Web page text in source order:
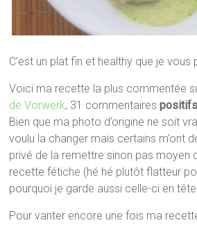
C’est un plat fin et healthy que je vous
Voici ma recette la plus commentée
de Vorwerk, 31 commentairespositifs
Bien que ma photo d’origine ne soit
voulu la changer mais certains m’ont
privé de la remettre sinon pas moyen
recette fétiche (hé hé plutôt flatteur
pourquoi je garde aussi celle-ci en tête
Pour vanter encore une fois ma